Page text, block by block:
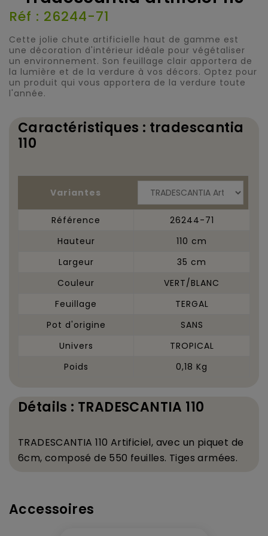
Réf : 26244-71
Cette jolie chute artificielle haut de gamme est
une décoration d'intérieur idéale pour végétaliser
un environnement. Son feuillage clair apportera de
la lumière et de la verdure à vos décors. Optez pour
un produit qui vous apportera de la verdure toute
l'année.
Caractéristiques : tradescantia
110
Variantes
Référence
26244-71
Hauteur
110 cm
Largeur
35 cm
Couleur
VERT/BLANC
Feuillage
TERGAL
Pot d'origine
SANS
Univers
TROPICAL
Poids
0,18 Kg
Détails : TRADESCANTIA 110
TRADESCANTIA 110 Artificiel, avec un piquet de
6cm, composé de 550 feuilles. Tiges armées.
Accessoires